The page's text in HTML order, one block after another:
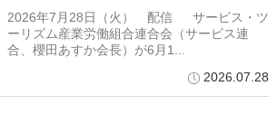
2026年7月28日（火） 配信 サービス・ツ
ーリズム産業労働組合連合会（サービス連
合、櫻田あすか会長）が6月1...
2026.07.28